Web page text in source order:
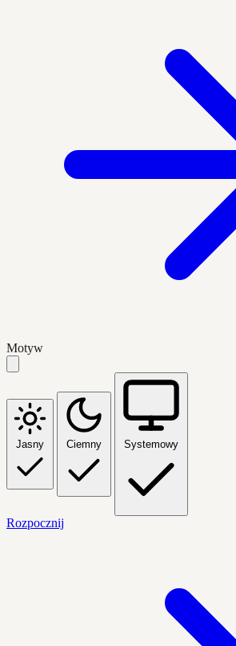
Motyw
Jasny Ciemny Systemowy
Rozpocznij